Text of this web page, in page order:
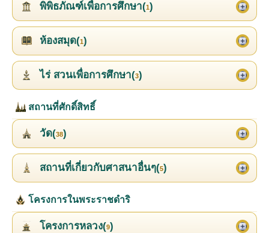
พิพิธภัณฑ์เพื่อการศึกษา(1)
ห้องสมุด(1)
ไร่ สวนเพื่อการศึกษา(3)
สถานที่ศักดิ์สิทธิ์
วัด(38)
สถานที่เกี่ยวกับศาสนาอื่นๆ(5)
โครงการในพระราชดำริ
โครงการหลวง(9)